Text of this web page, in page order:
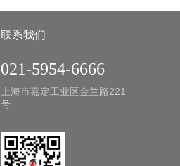
联系我们
021-5954-6666
上海市嘉定工业区金兰路221
号